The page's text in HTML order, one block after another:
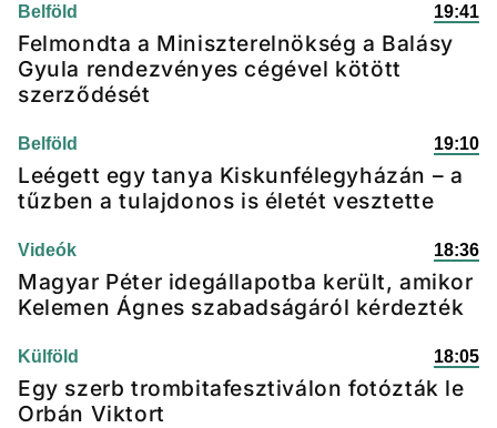
Belföld 19:41
Felmondta a Miniszterelnökség a Balásy
Gyula rendezvényes cégével kötött
szerződését
Belföld 19:10
Leégett egy tanya Kiskunfélegyházán – a
tűzben a tulajdonos is életét vesztette
Videók 18:36
Magyar Péter idegállapotba került, amikor
Kelemen Ágnes szabadságáról kérdezték
Külföld 18:05
Egy szerb trombitafesztiválon fotózták le
Orbán Viktort